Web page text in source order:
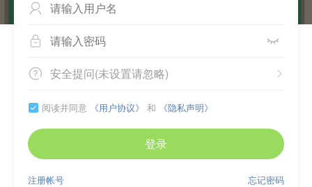

 
 
安全提问(未设置请忽略)
 阅读并同意 《用户协议》 和 《隐私声明》
登录
忘记密码
注册帐号